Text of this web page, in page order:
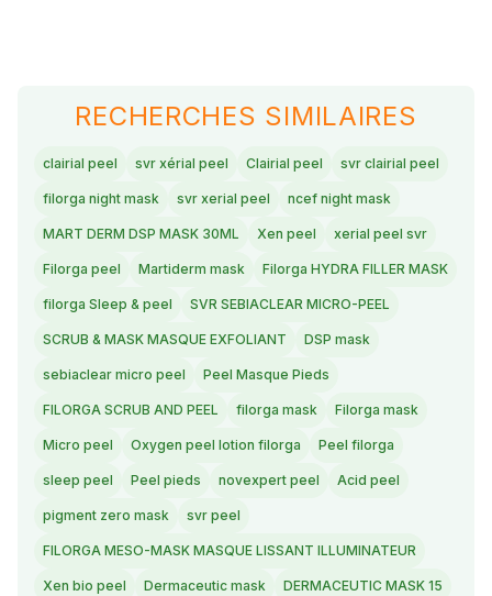
RECHERCHES SIMILAIRES
clairial peel svr xérial peel Clairial peel svr clairial peel
filorga night mask svr xerial peel ncef night mask
MART DERM DSP MASK 30ML Xen peel xerial peel svr
Filorga peel Martiderm mask Filorga HYDRA FILLER MASK
filorga Sleep & peel SVR SEBIACLEAR MICRO-PEEL
SCRUB & MASK MASQUE EXFOLIANT DSP mask
sebiaclear micro peel Peel Masque Pieds
FILORGA SCRUB AND PEEL filorga mask Filorga mask
Micro peel Oxygen peel lotion filorga Peel filorga
sleep peel Peel pieds novexpert peel Acid peel
pigment zero mask svr peel
FILORGA MESO-MASK MASQUE LISSANT ILLUMINATEUR
Xen bio peel Dermaceutic mask DERMACEUTIC MASK 15